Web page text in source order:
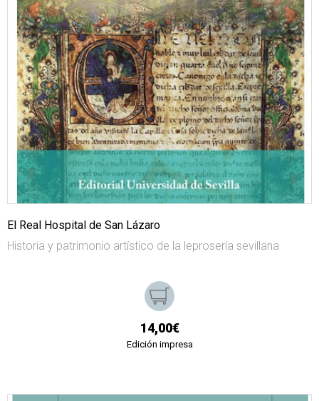
El Real Hospital de San Lázaro
Historia y patrimonio artístico de la leprosería sevillana
14,00€
Edición impresa